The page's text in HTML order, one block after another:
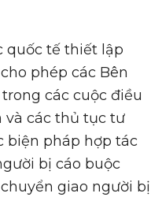
quốc tế thiết lập
phép các Bên
các cuộc điều
và các thủ tục tư
biện pháp hợp tác
bị cáo buộc
giao người bị